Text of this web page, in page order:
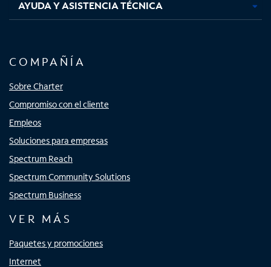
AYUDA Y ASISTENCIA TÉCNICA
COMPAÑÍA
Sobre Charter
Compromiso con el cliente
Empleos
Soluciones para empresas
Spectrum Reach
Spectrum Community Solutions
Spectrum Business
VER MÁS
Paquetes y promociones
Internet